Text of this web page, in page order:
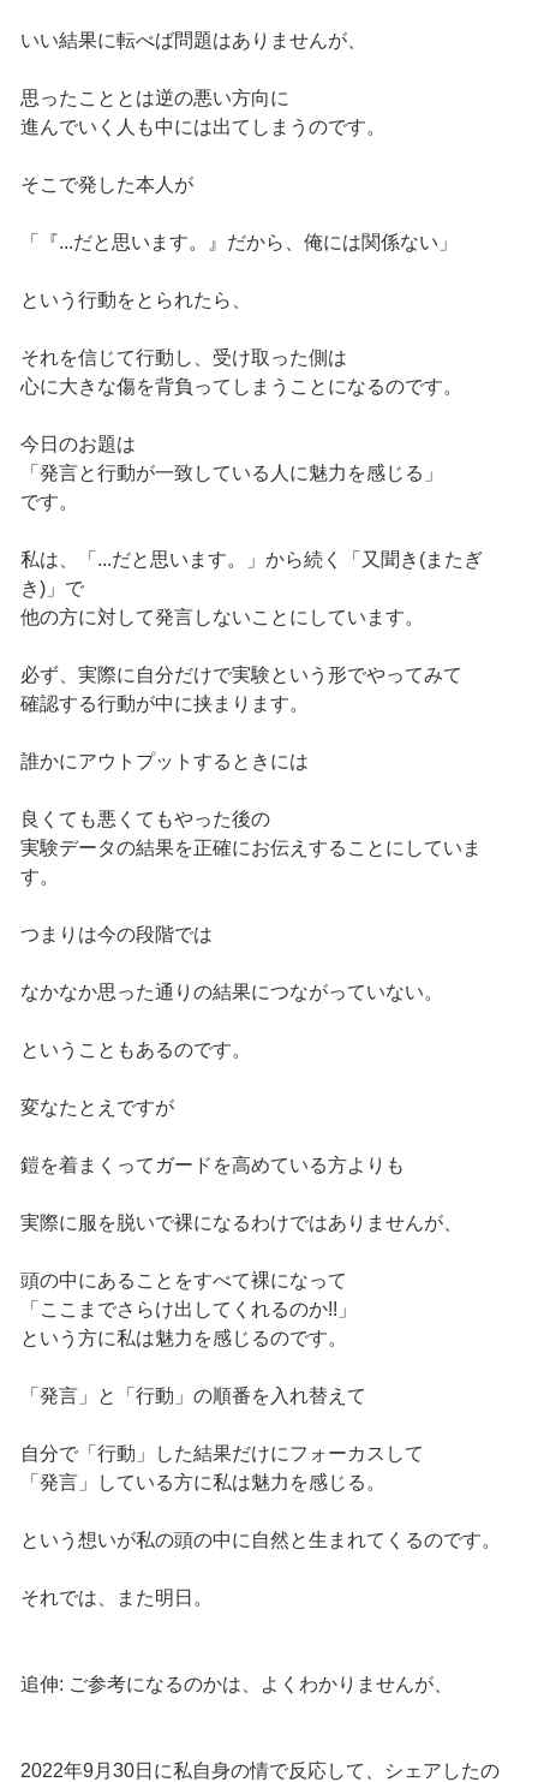
いい結果に転べば問題はありませんが、
思ったこととは逆の悪い方向に
進んでいく人も中には出てしまうのです。
そこで発した本人が
「『...だと思います。』だから、俺には関係ない」
という行動をとられたら、
それを信じて行動し、受け取った側は
心に大きな傷を背負ってしまうことになるのです。
今日のお題は
「発言と行動が一致している人に魅力を感じる」
です。
私は、「...だと思います。」から続く「又聞き(またぎ
き)」で
他の方に対して発言しないことにしています。
必ず、実際に自分だけで実験という形でやってみて
確認する行動が中に挟まります。
誰かにアウトプットするときには
良くても悪くてもやった後の
実験データの結果を正確にお伝えすることにしていま
す。
つまりは今の段階では
なかなか思った通りの結果につながっていない。
ということもあるのです。
変なたとえですが
鎧を着まくってガードを高めている方よりも
実際に服を脱いで裸になるわけではありませんが、
頭の中にあることをすべて裸になって
「ここまでさらけ出してくれるのか!!」
という方に私は魅力を感じるのです。
「発言」と「行動」の順番を入れ替えて
自分で「行動」した結果だけにフォーカスして
「発言」している方に私は魅力を感じる。
という想いが私の頭の中に自然と生まれてくるのです。
それでは、また明日。
追伸: ご参考になるのかは、よくわかりませんが、
2022年9月30日に私自身の情で反応して、シェアしたの